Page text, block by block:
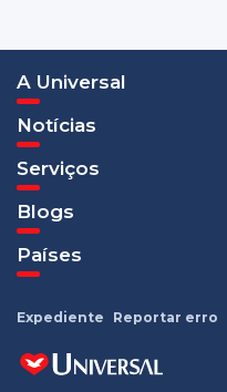
A Universal
Notícias
Serviços
Blogs
Países
Expediente Reportar erro